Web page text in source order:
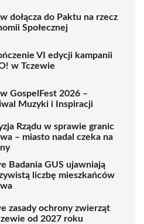
dołącza do Paktu na rzecz
Społecznej
VI edycji kampanii
w Tczewie
GospelFest 2026 –
Muzyki i Inspiracji
Rządu w sprawie granic
– miasto nadal czeka na
Badania GUS ujawniają
liczbę mieszkańców
zasady ochrony zwierząt
od 2027 roku